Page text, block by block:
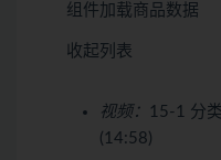
组件加载商品数据
收起列表
视频：
15-1 分
(14:58)